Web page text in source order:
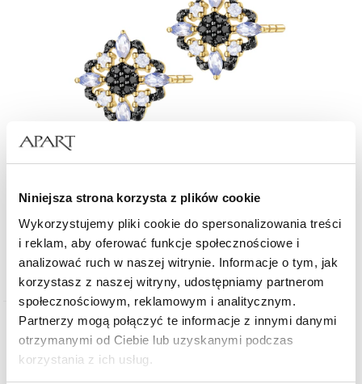
Niniejsza strona korzysta z plików cookie
Wykorzystujemy pliki cookie do spersonalizowania treści
i reklam, aby oferować funkcje społecznościowe i
analizować ruch w naszej witrynie. Informacje o tym, jak
korzystasz z naszej witryny, udostępniamy partnerom
społecznościowym, reklamowym i analitycznym.
Partnerzy mogą połączyć te informacje z innymi danymi
otrzymanymi od Ciebie lub uzyskanymi podczas
korzystania z ich usług.
Kolczyki z żółtego złota z czarnymi brylantami i tanzanitami - próba 585
3 659 zł
ZOBACZ CAŁĄ KOLEKCJĘ VINTAGE